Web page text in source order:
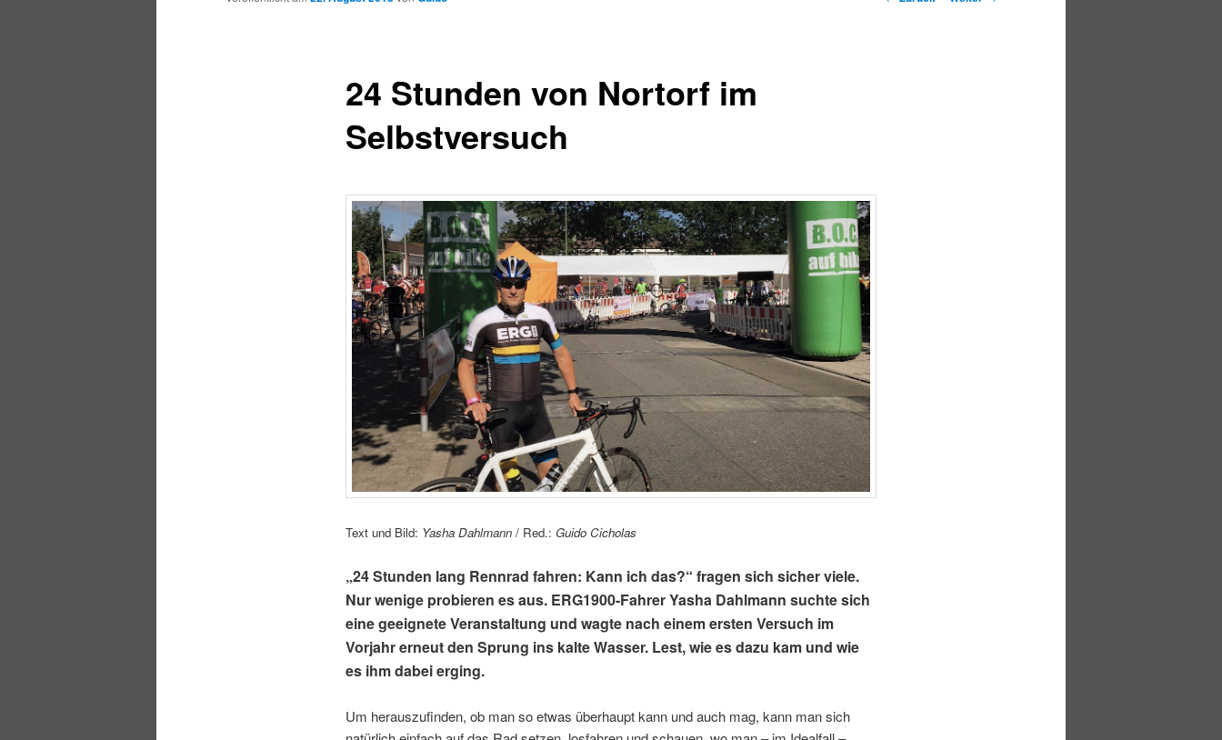
24 Stunden von Nortorf im
Selbstversuch
Text und Bild: Yasha Dahlmann/ Red.: Guido Cicholas
„24 Stunden lang Rennrad fahren: Kann ich das?“ fragen sich sicher viele.
Nur wenige probieren es aus. ERG1900-Fahrer Yasha Dahlmann suchte sich
eine geeignete Veranstaltung und wagte nach einem ersten Versuch im
Vorjahr erneut den Sprung ins kalte Wasser. Lest, wie es dazu kam und wie
es ihm dabei erging.
Um herauszufinden, ob man so etwas überhaupt kann und auch mag, kann man sich